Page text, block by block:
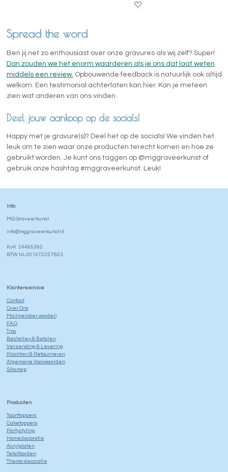
Bekijk details
Spread the word
Ben jij net zo enthousiast over onze gravures als wij zelf? Super!
Dan zouden we het enorm waarderen als je ons dat laat weten
middels een review. Opbouwende feedback is natuurlijk ook altijd
welkom. Een testimonial achterlaten kan hier. Kan je meteen
zien wat anderen van ons vinden.
Deel jouw aankoop op de socials!
Happy met je gravure(s)? Deel het op de socials! We vinden het
leuk om te zien waar onze producten terecht komen en hoe ze
gebruikt worden. Je kunt ons taggen op @mggraveerkunst of
gebruik onze hashtag #mggraveerkunst. Leuk!
Info
MG Graveerkunst
info@mggraveerkunst.nl
KvK 24465392
BTW NL001572257B23
Klantenservice
Contact
Over Ons
Mailmember worden
F.A.Q.
Tips
Bestellen & Betalen
Verzending & Levering
Klachten & Retourneren
Algemene Voorwaarden
Sitemap
Producten
Taarttoppers
Caketoppers
Partystyling
Homedecoratie
Acrylplaten
Tekstborden
Thema decoratie